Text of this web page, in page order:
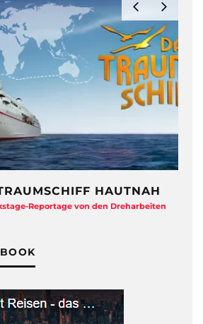
HAUTNAH
Reportage von den Dreharbeiten